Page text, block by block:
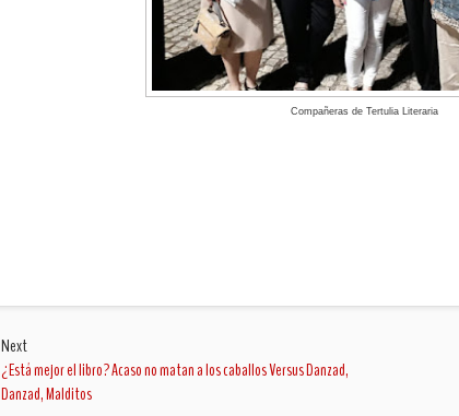
Compañeras de Tertulia Literaria
Next
¿Está mejor el libro? Acaso no matan a los caballos Versus Danzad,
Danzad, Malditos